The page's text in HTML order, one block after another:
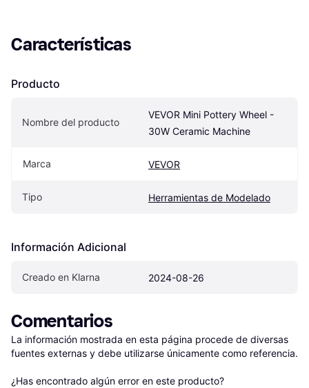
Características
Producto
Nombre del producto
VEVOR Mini Pottery Wheel -
30W Ceramic Machine
Marca VEVOR
Tipo Herramientas de Modelado
Información Adicional
Creado en Klarna 2024-08-26
Comentarios
La información mostrada en esta página procede de diversas
fuentes externas y debe utilizarse únicamente como referencia.
¿Has encontrado algún error en este producto?